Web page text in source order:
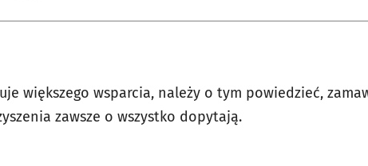
większego wsparcia, należy o tym powiedzieć,
zawsze o wszystko dopytają.